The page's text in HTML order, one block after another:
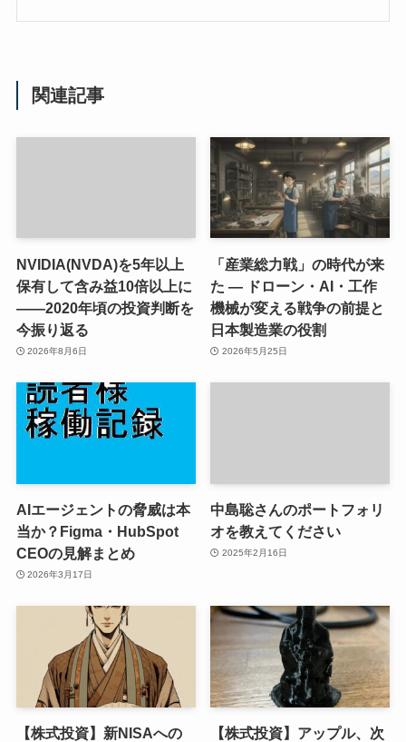
関連記事
NVIDIA(NVDA)を5年以上
保有して含み益10倍以上に
――2020年頃の投資判断を
今振り返る
2026年8月6日
「産業総力戦」の時代が来
た ― ドローン・AI・工作
機械が変える戦争の前提と
日本製造業の役割
2026年5月25日
AIエージェントの脅威は本
当か？Figma・HubSpot
CEOの見解まとめ
2026年3月17日
中島聡さんのポートフォリ
オを教えてください
2025年2月16日
【株式投資】新NISAへの
【株式投資】アップル、次